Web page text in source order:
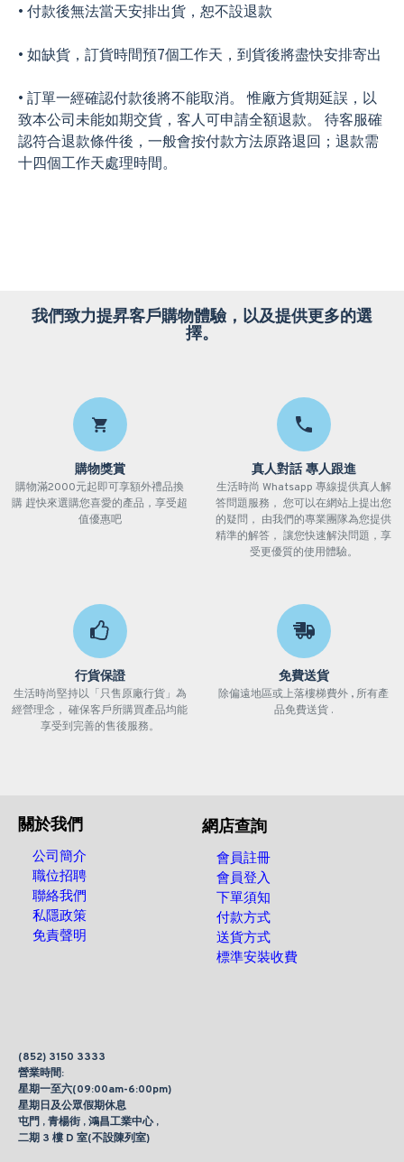
• 付款後無法當天安排出貨，恕不設退款
• 如缺貨，訂貨時間預7個工作天，到貨後將盡快安排寄出
• 訂單一經確認付款後將不能取消。 惟廠方貨期延誤，以
致本公司未能如期交貨，客人可申請全額退款。 待客服確
認符合退款條件後，一般會按付款方法原路退回；退款需
十四個工作天處理時間。
我們致力提昇客戶購物體驗，以及提供更多的選
擇。
購物獎賞
購物滿2000元起即可享額外禮品換
購 趕快來選購您喜愛的產品，享受超
值優惠吧
真人對話 專人跟進
生活時尚 Whatsapp 專線提供真人解
答問題服務， 您可以在網站上提出您
的疑問， 由我們的專業團隊為您提供
精準的解答， 讓您快速解決問題，享
受更優質的使用體驗。
行貨保證
生活時尚堅持以「只售原廠行貨」為
經營理念， 確保客戶所購買產品均能
享受到完善的售後服務。
免費送貨
除偏遠地區或上落樓梯費外 , 所有產
品免費送貨 .
關於我們
公司簡介
職位招聘
聯絡我們
私隱政策
免責聲明
網店查詢
會員註冊
會員登入
下單須知
付款方式
送貨方式
標準安裝收費
(852) 3150 3333
營業時間:
星期一至六(09:00am-6:00pm)
星期日及公眾假期休息
屯門 , 青楊街 , 鴻昌工業中心 ,
二期 3 樓 D 室(不設陳列室)